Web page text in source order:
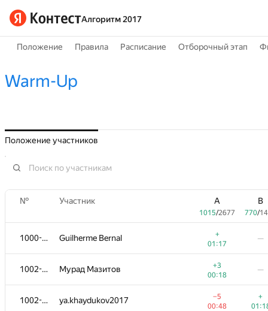
Алгоритм 2017
Положение Правила Расписание Отборочный этап
Warm-Up
Положение участников
№ Участник A
1015/2677
B
770/
1000-1001 Guilherme Bernal
+
01:17
—
1002-1003 Мурад Мазитов
+3
00:18
—
1002-1003 ya.khaydukov2017
−5
00:48
+